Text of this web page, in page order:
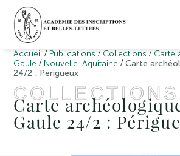
Accueil / Publications / Collections / Carte
Gaule / Nouvelle-Aquitaine /Carte
24/2 : Périgueux
COLLECTIONS
Carte
Gaule 24/2 :